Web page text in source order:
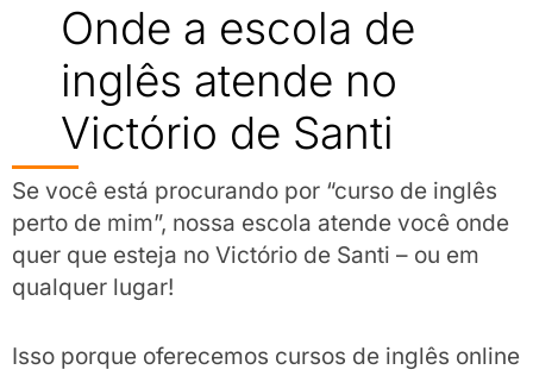
Onde a escola de
inglês atende no
Victório de Santi
Se você está procurando por “curso de inglês
perto de mim”, nossa escola atende você onde
quer que esteja no Victório de Santi – ou em
qualquer lugar!
Isso porque oferecemos cursos de inglês online